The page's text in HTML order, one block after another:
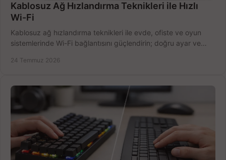
Kablosuz Ağ Hızlandırma Teknikleri ile Hızlı
Wi-Fi
Kablosuz ağ hızlandırma teknikleri ile evde, ofiste ve oyun
sistemlerinde Wi-Fi bağlantısını güçlendirin; doğru ayar ve
24 Temmuz 2026